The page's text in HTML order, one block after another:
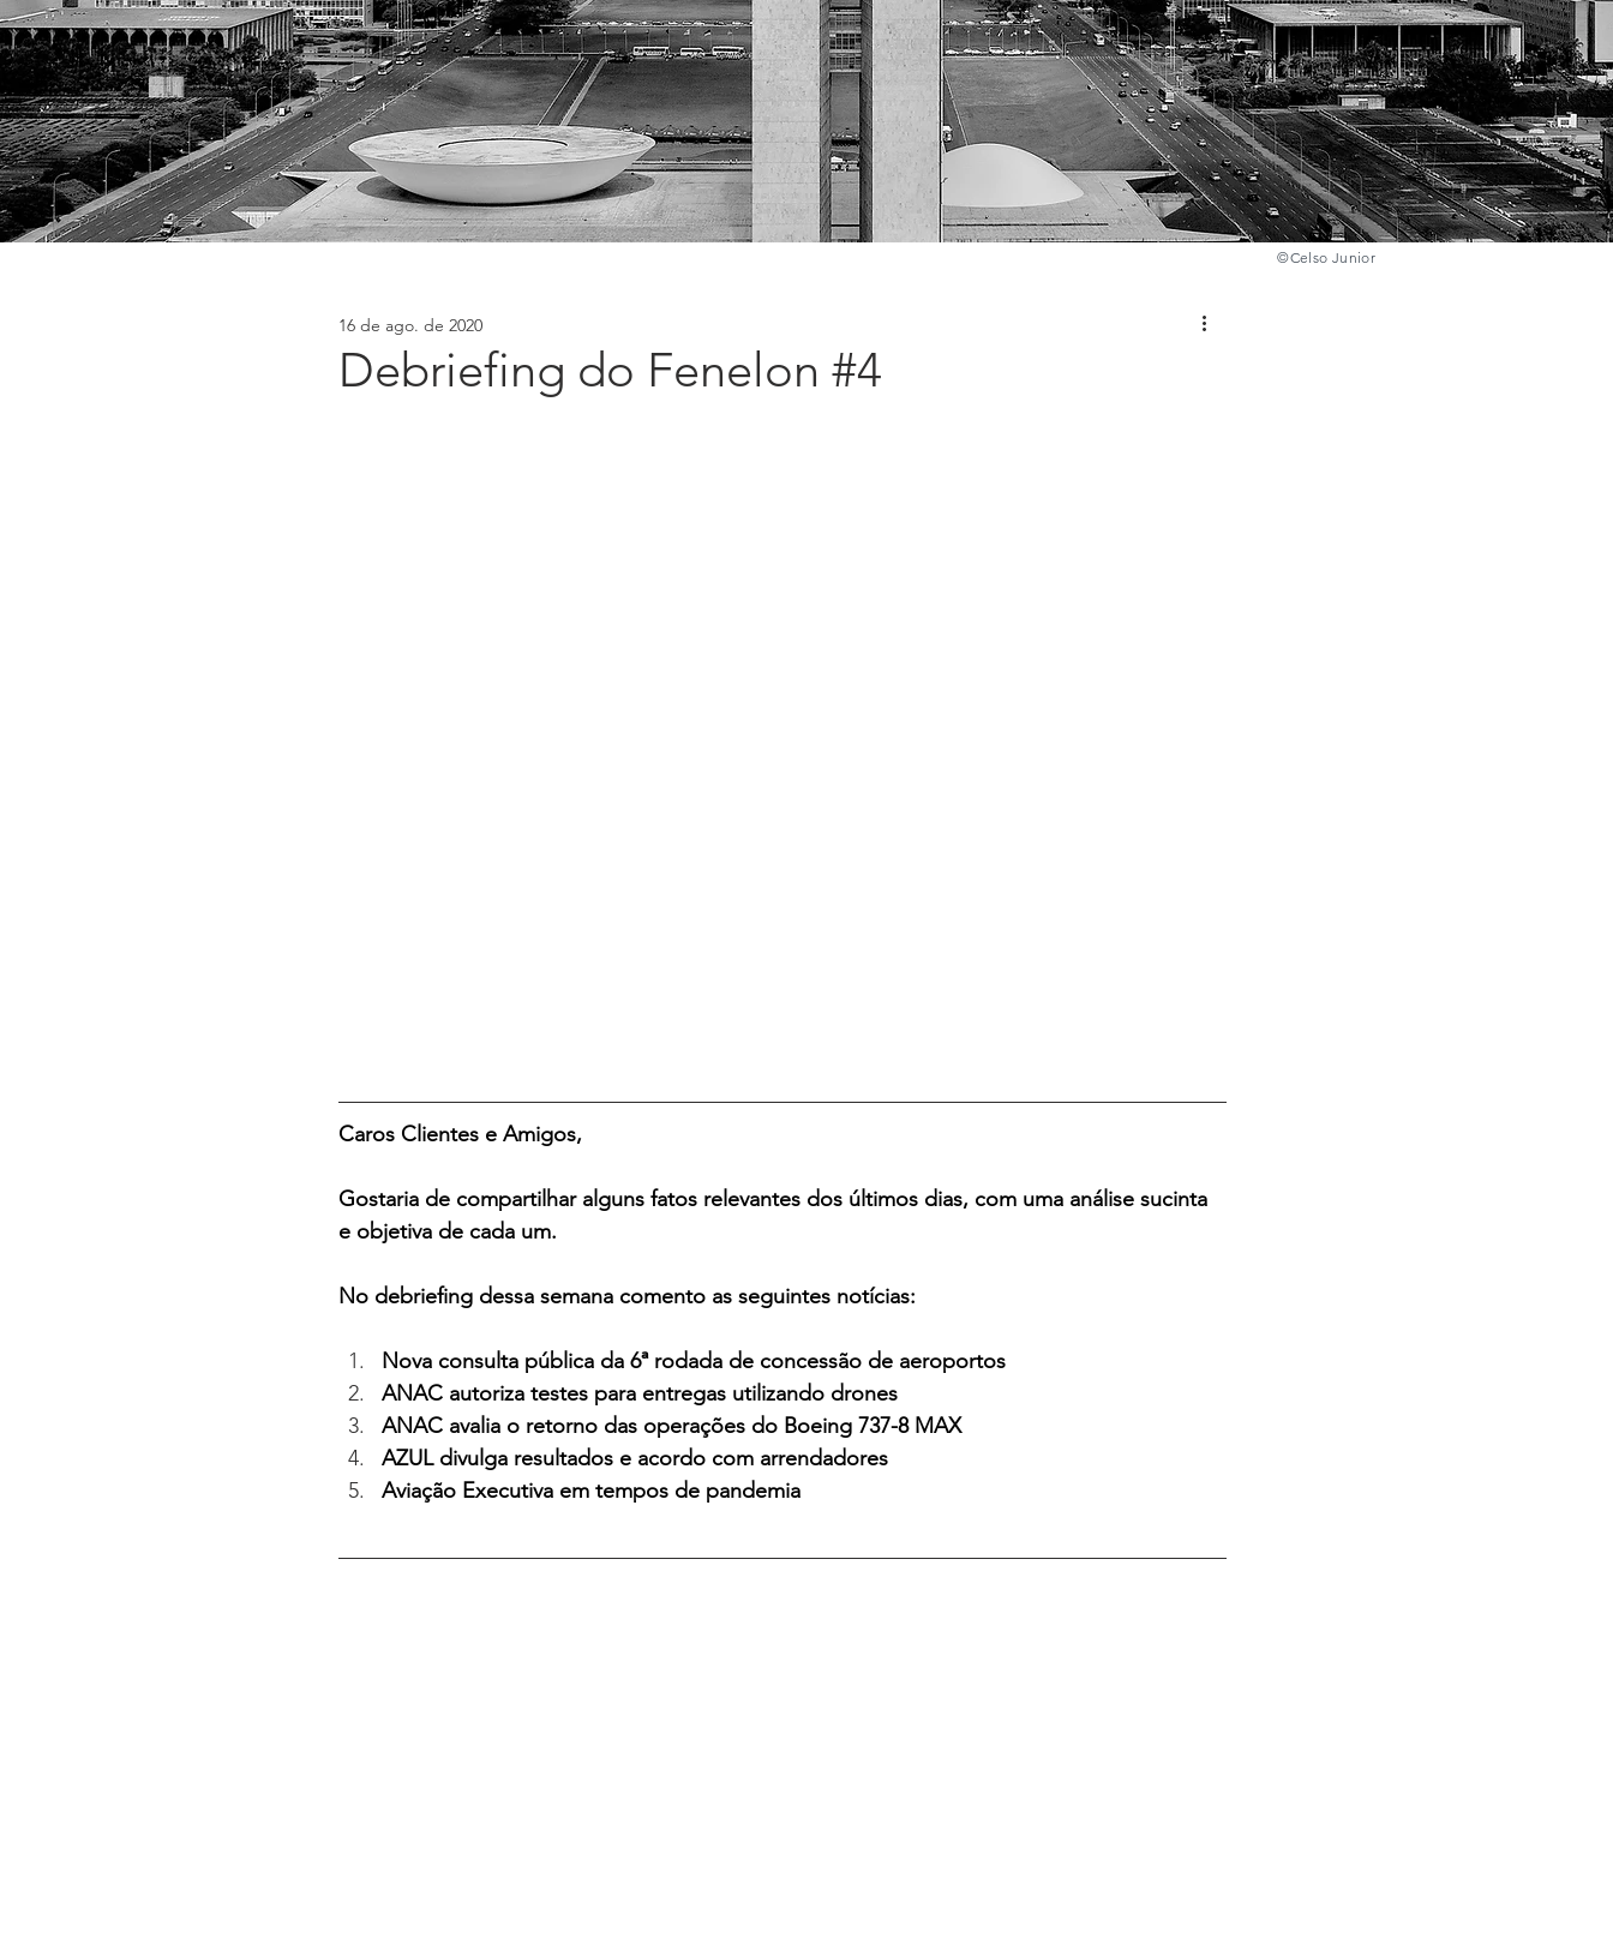
©️Celso Junior
Debriefing do Fenelon #4
16 de ago. de 2020
Caros Clientes e Amigos,
Gostaria de compartilhar alguns fatos relevantes dos últimos dias, com uma análise sucinta
e objetiva de cada um.
No debriefing dessa semana comento as seguintes notícias:
Nova consulta pública da 6ª rodada de concessão de aeroportos
ANAC autoriza testes para entregas utilizando drones
ANAC avalia o retorno das operações do Boeing 737-8 MAX
AZUL divulga resultados e acordo com arrendadores
Aviação Executiva em tempos de pandemia